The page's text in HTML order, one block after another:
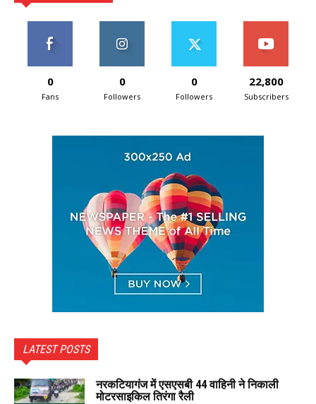
0
Fans
0
Followers
0
Followers
22,800
Subscribers
LATEST POSTS
नरकटियागंज में एसएसबी 44 वाहिनी ने निकाली
मोटरसाइकिल तिरंगा रैली